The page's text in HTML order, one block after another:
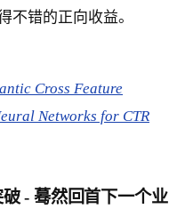
不错的正向收益。
Cross Feature
Networks for CTR
- 蓦然回首下一个业